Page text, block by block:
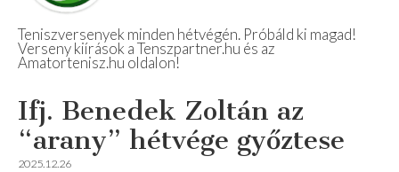
Amatőr Tenisz
Beszámolók
Teniszversenyek minden hétvégén. Próbáld ki magad!
Verseny kiírások a Tenszpartner.hu és az
Amatortenisz.hu oldalon!
Ifj. Benedek Zoltán az
“arany” hétvége győztese
2025.12.26